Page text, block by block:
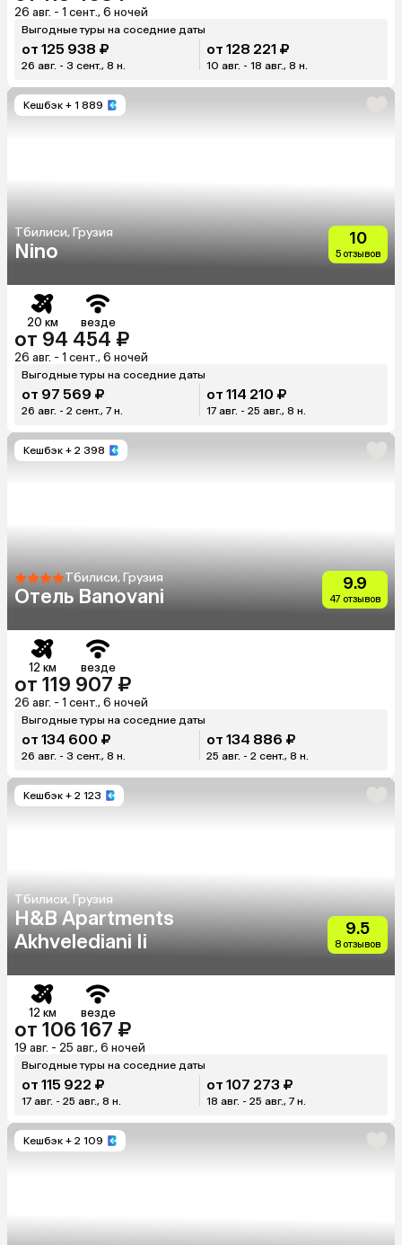
26 авг. - 1 сент., 6 ночей
Выгодные туры на соседние даты
от 125 938 ₽
26 авг. - 3 сент., 8 н.
от 128 221 ₽
10 авг. - 18 авг., 8 н.
Кешбэк + 1 889
Тбилиси, Грузия
Nino
10
5 отзывов
20 км везде
от 94 454 ₽
26 авг. - 1 сент., 6 ночей
Выгодные туры на соседние даты
от 97 569 ₽
26 авг. - 2 сент., 7 н.
от 114 210 ₽
17 авг. - 25 авг., 8 н.
Кешбэк + 2 398
Тбилиси, Грузия
Отель Banovani
9.9
47 отзывов
12 км везде
от 119 907 ₽
26 авг. - 1 сент., 6 ночей
Выгодные туры на соседние даты
от 134 600 ₽
26 авг. - 3 сент., 8 н.
от 134 886 ₽
25 авг. - 2 сент., 8 н.
Кешбэк + 2 123
Тбилиси, Грузия
H&B Apartments
Akhvelediani Ii
9.5
8 отзывов
12 км везде
от 106 167 ₽
19 авг. - 25 авг., 6 ночей
Выгодные туры на соседние даты
от 115 922 ₽
17 авг. - 25 авг., 8 н.
от 107 273 ₽
18 авг. - 25 авг., 7 н.
Кешбэк + 2 109